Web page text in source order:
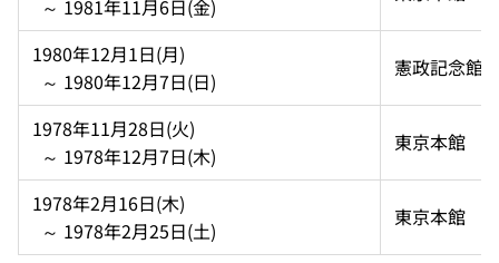
  ～ 1981年11月6日(金)
1980年12月1日(月)
  ～ 1980年12月7日(日)
憲政記念館
1978年11月28日(火)
  ～ 1978年12月7日(木)
東京本館
1978年2月16日(木)
  ～ 1978年2月25日(土)
東京本館